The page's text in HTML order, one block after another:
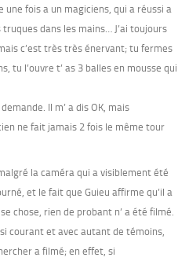
une fois a un magiciens, qui a réussi a
dans les mains… J’ai toujours
c’est très très énervant; tu fermes
tu l’ouvre t’ as 3 balles en mousse qui
Il m’ a dis OK, mais
ne fait jamais 2 fois le même tour
la caméra qui a visiblement été
et le fait que Guieu affirme qu’il a
chose, rien de probant n’ a été filmé.
courant et avec autant de témoins,
a filmé; en effet, si